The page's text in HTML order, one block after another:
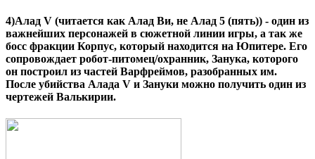
4)Алад V (читается как Алад Ви, не Алад 5 (пять)) - один из
важнейших персонажей в сюжетной линии игры, а так же
босс фракции Корпус, который находится на Юпитере. Его
сопровождает робот-питомец/охранник, Занука, которого
он построил из частей Варфреймов, разобранных им.
После убийства Алада V и Зануки можно получить один из
чертежей Валькирии.